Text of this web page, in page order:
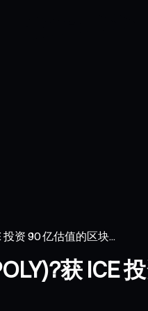
资 90 亿估值的区块...
获 ICE